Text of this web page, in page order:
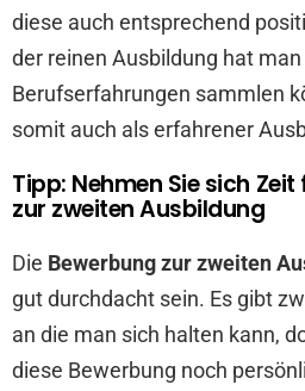
diese auch entsprechend
der reinen Ausbildung hat
Berufserfahrungen sammlen
somit auch als erfahrener
Tipp: Nehmen Sie sich
zur zweiten Ausbildung
Die Bewerbung zur zweiten
gut durchdacht sein. Es gibt
an die man sich halten kann,
diese Bewerbung noch